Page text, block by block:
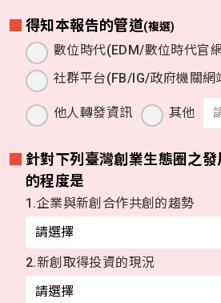
得知本報告的管道(複選)
數位時代(EDM/數位時代官
社群平台(FB/IG/政府機關網
他人轉發資訊 其他
針對下列臺灣創業生態圈之
的程度是
1.企業與新創合作共創的趨勢
2.新創取得投資的現況